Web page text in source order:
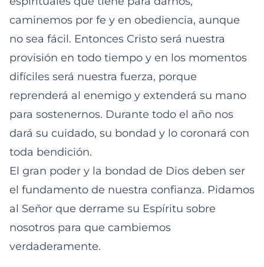
caminemos por fe y en obediencia, aunque
no sea fácil. Entonces Cristo será nuestra
provisión en todo tiempo y en los momentos
difíciles será nuestra fuerza, porque
reprenderá al enemigo y extenderá su mano
para sostenernos. Durante todo el año nos
dará su cuidado, su bondad y lo coronará con
toda bendición.
El gran poder y la bondad de Dios deben ser
el fundamento de nuestra confianza. Pidamos
al Señor que derrame su Espíritu sobre
nosotros para que cambiemos
verdaderamente.